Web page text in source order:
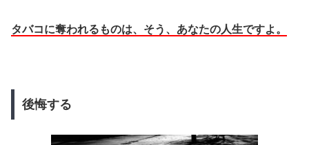
タバコに奪われるものは、そう、あなたの人生ですよ。
後悔する